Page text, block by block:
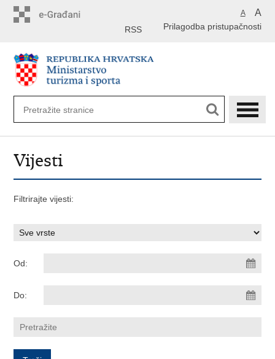
A A
Prilagodba pristupačnosti
RSS
Vijesti
Filtrirajte vijesti:
Od:
Do: